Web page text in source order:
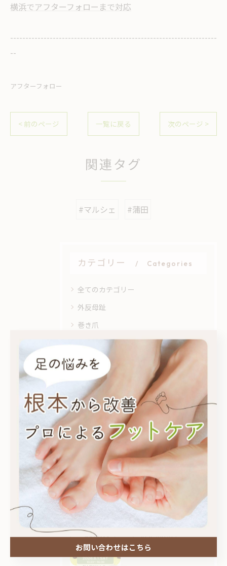
横浜でアフターフォローまで対応
--------------------------------------------------------------------
--
アフターフォロー
< 前のページ 一覧に戻る 次のページ >
関連タグ
#マルシェ #蒲田
カテゴリー Categories
全てのカテゴリー
外反母趾
巻き爪
インソール
関節痛
アフターフォロー
最近の投稿
Recent
Posts
2026/08/03
2026/08/02
お問い合わせはこちら